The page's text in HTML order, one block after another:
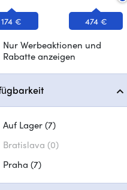
174 € 474 €
Nur Werbeaktionen und
Rabatte anzeigen
Auf Lager(7)
Bratislava (0)
Praha (7)